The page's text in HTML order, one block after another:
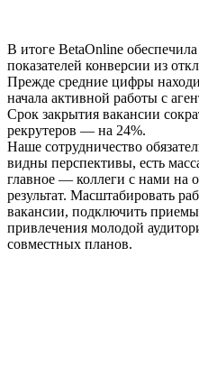
В итоге BetaOnline
показателей конверсии из
Прежде средние цифры
начала активной работы с
Срок закрытия вакансии
рекрутеров — на 24%.
Наше сотрудничество
видны перспективы, есть
главное — коллеги с нами на
результат. Масштабировать
вакансии, подключить
привлечения молодой
совместных планов.